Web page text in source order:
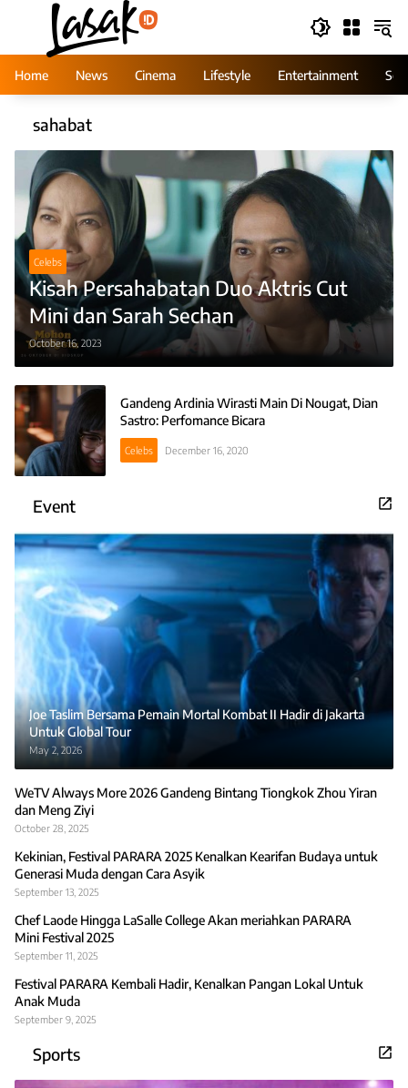
Home
News Cinema Lifestyle Entertainment
sahabat
Celebs
Kisah Persahabatan Duo Aktris Cut
Mini dan Sarah Sechan
October 16, 2023
Gandeng Ardinia Wirasti Main Di Nougat, Dian
Sastro: Perfomance Bicara
Celebs December 16, 2020
Event
Joe Taslim Bersama Pemain Mortal Kombat II Hadir di Jakarta
Untuk Global Tour
May 2, 2026
WeTV Always More 2026 Gandeng Bintang Tiongkok Zhou Yiran
dan Meng Ziyi
October 28, 2025
Kekinian, Festival PARARA 2025 Kenalkan Kearifan Budaya untuk
Generasi Muda dengan Cara Asyik
September 13, 2025
Chef Laode Hingga LaSalle College Akan meriahkan PARARA
Mini Festival 2025
September 11, 2025
Festival PARARA Kembali Hadir, Kenalkan Pangan Lokal Untuk
Anak Muda
September 9, 2025
Sports